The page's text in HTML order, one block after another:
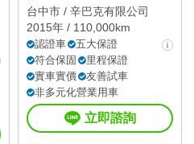
台中市 / 辛巴克有限公司
2015年 / 110,000km
認證車
五大保證
符合保固
里程保證
實車實價
友善試車
非多元化營業用車
立即諮詢